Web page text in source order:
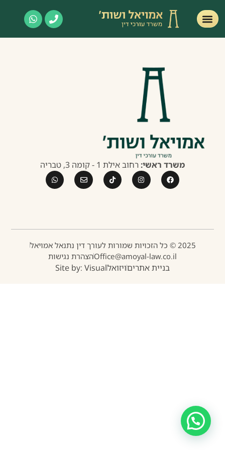
משרד ראשי: רחוב אילת 1 - קומה 3, טבריה
2025 © כל הזכויות שמורות לעורך דין נתנאל אמויאל
Office@amoyal-law.co.ilהצהרת נגישות
בניית אתריםויזואלSite by: Visual